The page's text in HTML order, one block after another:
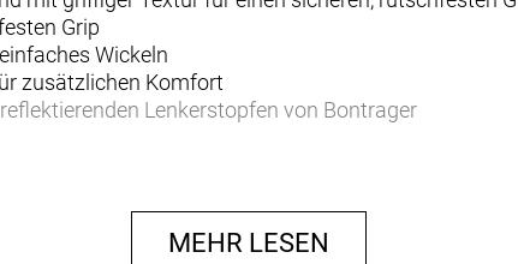
Grip
Wickeln
zusätzlichen Komfort
Lenkerstopfen von Bontrager
MEHR LESEN